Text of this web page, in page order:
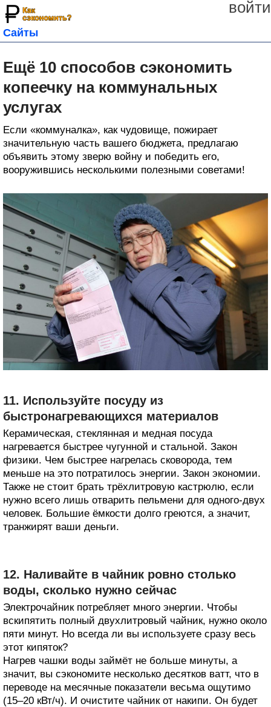
войти
Сайты
Ещё 10 способов сэкономить
копеечку на коммунальных
услугах
Если «коммуналка», как чудовище, пожирает
значительную часть вашего бюджета, предлагаю
объявить этому зверю войну и победить его,
вооружившись несколькими полезными советами!
11. Используйте посуду из
быстронагревающихся материалов
Керамическая, стеклянная и медная посуда
нагревается быстрее чугунной и стальной. Закон
физики. Чем быстрее нагрелась сковорода, тем
меньше на это потратилось энергии. Закон экономии.
Также не стоит брать трёхлитровую кастрюлю, если
нужно всего лишь отварить пельмени для одного-двух
человек. Большие ёмкости долго греются, а значит,
транжирят ваши деньги.
12. Наливайте в чайник ровно столько
воды, сколько нужно сейчас
Электрочайник потребляет много энергии. Чтобы
вскипятить полный двухлитровый чайник, нужно около
пяти минут. Но всегда ли вы используете сразу весь
этот кипяток?
Нагрев чашки воды займёт не больше минуты, а
значит, вы сэкономите несколько десятков ватт, что в
переводе на месячные показатели весьма ощутимо
(15–20 кВт/ч). И очистите чайник от накипи. Он будет